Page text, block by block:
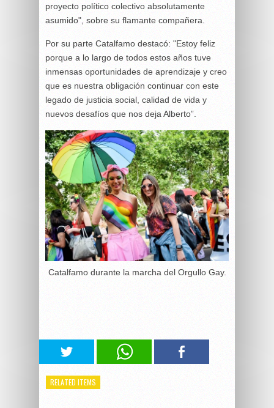
proyecto político colectivo absolutamente
asumido", sobre su flamante compañera.
Por su parte Catalfamo destacó: "Estoy feliz
porque a lo largo de todos estos años tuve
inmensas oportunidades de aprendizaje y creo
que es nuestra obligación continuar con este
legado de justicia social, calidad de vida y
nuevos desafíos que nos deja Alberto”.
Catalfamo durante la marcha del Orgullo Gay.
RELATED ITEMS